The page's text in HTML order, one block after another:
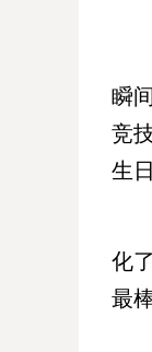
“
“
瞬
竞
生
“
化
最